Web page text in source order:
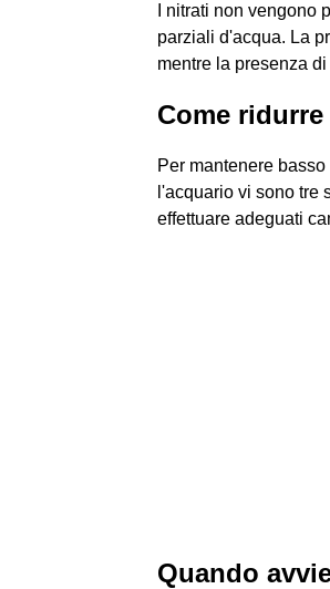
I nitrati non
parziali d'acqua. La
mentre la presenza
Come
Per mantenere
l'acquario vi sono tre
effettuare adeguati
Quando